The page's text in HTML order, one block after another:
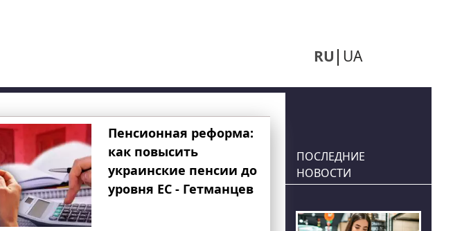
RU UA
Пенсионная реформа:
как повысить
украинские пенсии до
уровня ЕС - Гетманцев
ПОСЛЕДНИЕ
НОВОСТИ